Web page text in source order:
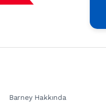
Barney Hakkında